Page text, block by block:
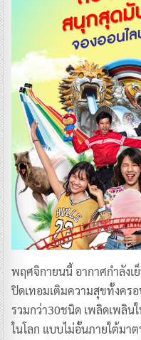
พฤศจิกายนนี้ อากาศกำลังเ
ปิดเทอมเติมความสุขทั้งคร
รวมกว่า30ชนิด เพลิดเพลิ
ในโลก แบบไม่อั้นภายใต้มา